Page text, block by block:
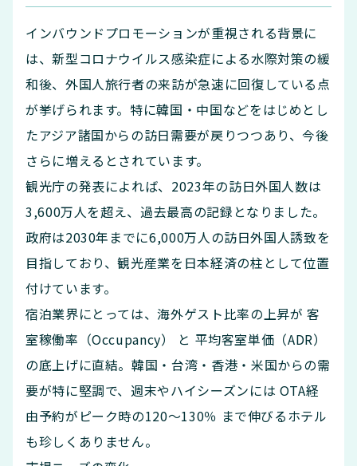
インバウンドプロモーションが重視される背景に
は、新型コロナウイルス感染症による水際対策の緩
和後、外国人旅行者の来訪が急速に回復している点
が挙げられます。特に韓国・中国などをはじめとし
たアジア諸国からの訪日需要が戻りつつあり、今後
さらに増えるとされています。
観光庁の発表によれば、2023年の訪日外国人数は
3,600万人を超え、過去最高の記録となりました。
政府は2030年までに6,000万人の訪日外国人誘致を
目指しており、観光産業を日本経済の柱として位置
付けています。
宿泊業界にとっては、海外ゲスト比率の上昇が 客
室稼働率（Occupancy） と 平均客室単価（ADR）
の底上げに直結。韓国・台湾・香港・米国からの需
要が特に堅調で、週末やハイシーズンには OTA経
由予約がピーク時の120〜130％ まで伸びるホテル
も珍しくありません。